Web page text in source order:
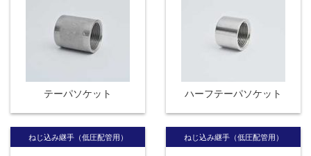
テーパソケット ハーフテーパソケット
ねじ込み継手（低圧配管用） ねじ込み継手（低圧配管用）